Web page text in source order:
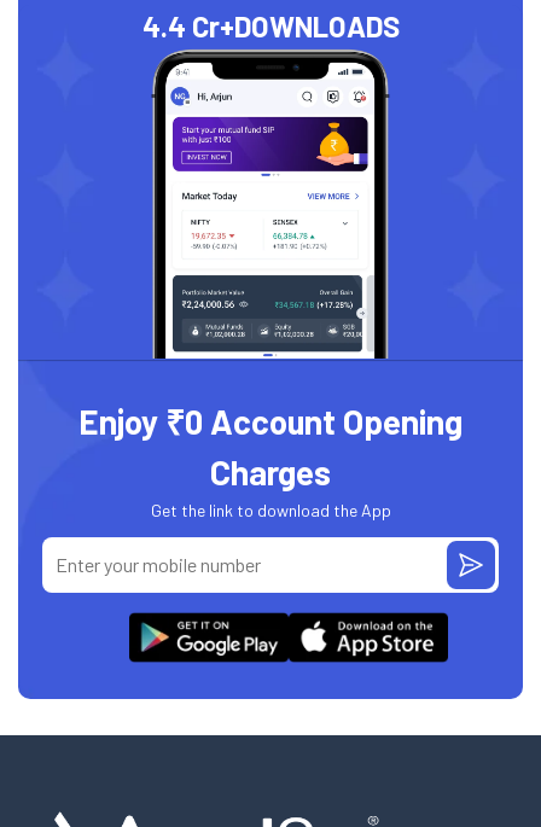
4.4 Cr+DOWNLOADS
Enjoy ₹0 Account Opening
Charges
Get the link to download the App